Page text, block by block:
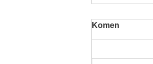
Komen